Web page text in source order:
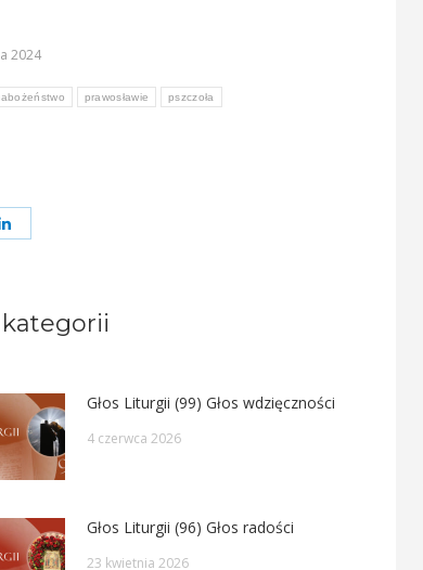
2024
prawosławie pszczoła
Głos Liturgii (99) Głos wdzięczności
4 czerwca 2026
Głos Liturgii (96) Głos radości
23 kwietnia 2026